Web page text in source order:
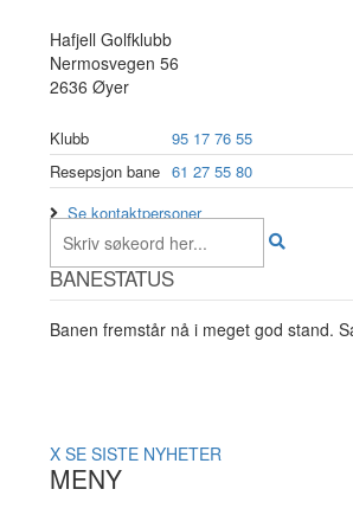
Hafjell Golfklubb
Nermosvegen 56
2636 Øyer
Klubb
95 17 76 55
Resepsjon bane 61 27 55 80
Se kontaktpersoner
BANESTATUS
Banen fremstår nå i meget god stand.
X SE SISTE NYHETER
MENY